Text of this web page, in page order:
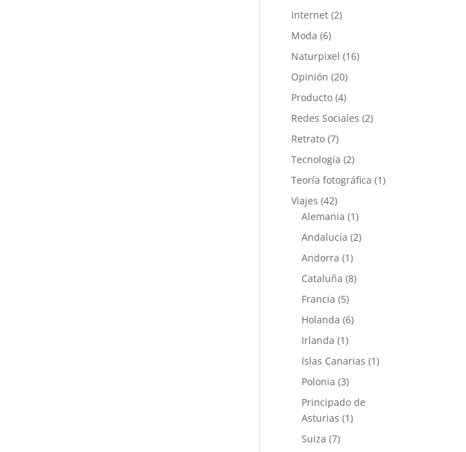
Internet (2)
Moda (6)
Naturpixel (16)
Opinión (20)
Producto (4)
Redes Sociales (2)
Retrato (7)
Tecnología (2)
Teoría fotográfica (1)
Viajes (42)
Alemania (1)
Andalucía (2)
Andorra (1)
Cataluña (8)
Francia (5)
Holanda (6)
Irlanda (1)
Islas Canarias (1)
Polonia (3)
Principado de
Asturias (1)
Suiza (7)